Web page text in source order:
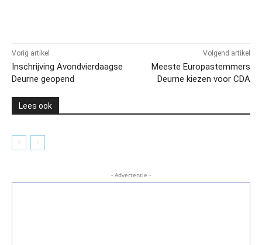
Vorig artikel
Inschrijving Avondvierdaagse
Deurne geopend
Volgend artikel
Meeste Europastemmers
Deurne kiezen voor CDA
Lees ook
- Advertentie -